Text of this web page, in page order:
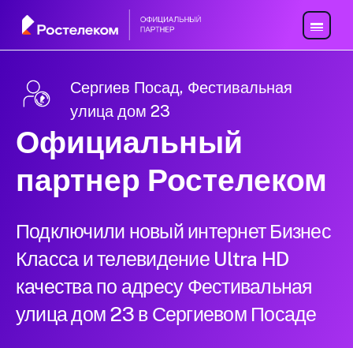
Сергиев Посад, Фестивальная
улица дом 23
Официальный
партнер Ростелеком
Подключили новый интернет Бизнес
Класса и телевидение Ultra HD
качества по адресу Фестивальная
улица дом 23 в Сергиевом Посаде